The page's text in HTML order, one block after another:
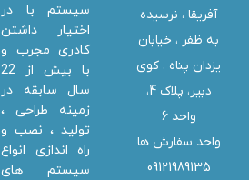
آفریقا ، نرسیده
به ظفر ،‌ خیابان
یزدان پناه ، کوی
دبیر، پلاک 4،
واحد 6
واحد سفارش ها
09121989135
سیستم با در
اختیار داشتن
کادری مجرب و
با بیش از 22
سال سابقه در
زمینه طراحی ،
تولید ، نصب و
راه اندازی انواع
سیستم های